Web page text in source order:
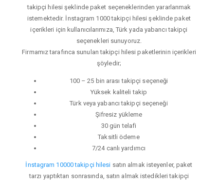
takipçi hilesi şeklinde paket seçeneklerinden yararlanmak
istemektedir. İnstagram 1000 takipçi hilesi şeklinde paket
içerikleri için kullanıcılarımıza, Türk yada yabancı takipçi
seçenekleri sunuyoruz.
Firmamız tarafınca sunulan takipçi hilesi paketlerinin içerikleri
şöyledir;
100 – 25 bin arası takipçi seçeneği
Yüksek kaliteli takip
Türk veya yabancı takipçi seçeneği
Şifresiz yükleme
30 gün telafi
Taksitli ödeme
7/24 canlı yardımcı
İnstagram 10000 takipçi hilesi satın almak isteyenler, paket
tarzı yaptıktan sonrasında, satın almak istedikleri takipçi